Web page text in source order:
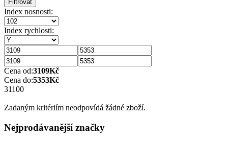
Filtrovat
Index nosnosti:
Index rychlosti:
Cena od:3109Kč
Cena do:5353Kč
31100
Zadaným kritériím neodpovídá žádné zboží.
Nejprodávanější značky